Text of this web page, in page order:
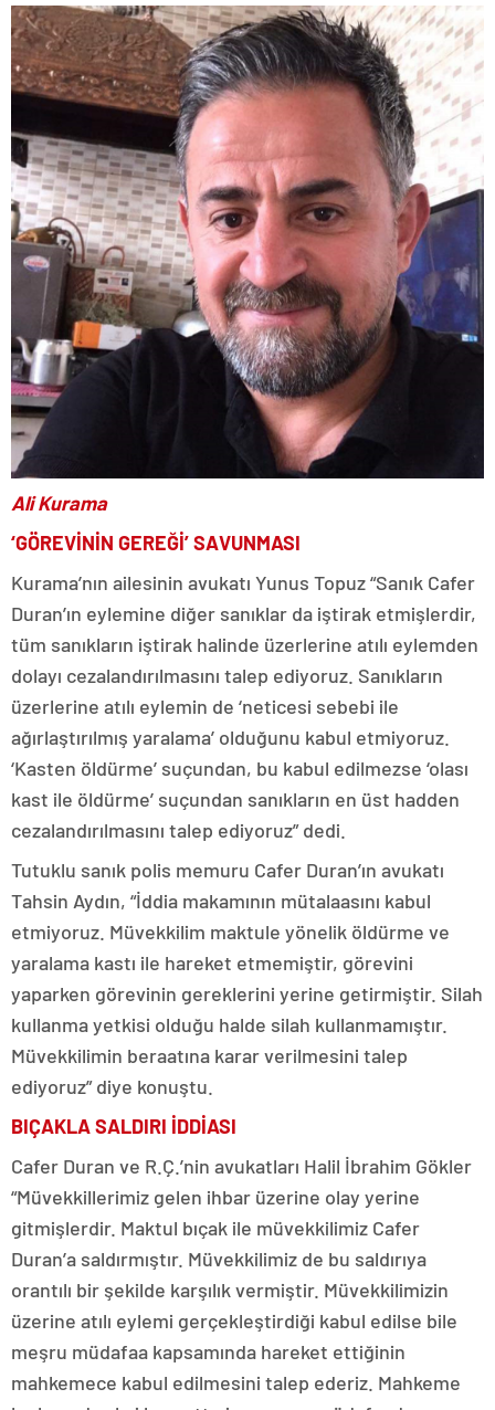
Ali Kurama
‘GÖREVİNİN GEREĞİ’ SAVUNMASI
Kurama’nın ailesinin avukatı Yunus Topuz “Sanık Cafer
Duran’ın eylemine diğer sanıklar da iştirak etmişlerdir,
tüm sanıkların iştirak halinde üzerlerine atılı eylemden
dolayı cezalandırılmasını talep ediyoruz. Sanıkların
üzerlerine atılı eylemin de ‘neticesi sebebi ile
ağırlaştırılmış yaralama’ olduğunu kabul etmiyoruz.
‘Kasten öldürme’ suçundan, bu kabul edilmezse ‘olası
kast ile öldürme’ suçundan sanıkların en üst hadden
cezalandırılmasını talep ediyoruz” dedi.
Tutuklu sanık polis memuru Cafer Duran’ın avukatı
Tahsin Aydın, “İddia makamının mütalaasını kabul
etmiyoruz. Müvekkilim maktule yönelik öldürme ve
yaralama kastı ile hareket etmemiştir, görevini
yaparken görevinin gereklerini yerine getirmiştir. Silah
kullanma yetkisi olduğu halde silah kullanmamıştır.
Müvekkilimin beraatına karar verilmesini talep
ediyoruz” diye konuştu.
BIÇAKLA SALDIRI İDDİASI
Cafer Duran ve R.Ç.’nin avukatları Halil İbrahim Gökler
“Müvekkillerimiz gelen ihbar üzerine olay yerine
gitmişlerdir. Maktul bıçak ile müvekkilimiz Cafer
Duran’a saldırmıştır. Müvekkilimiz de bu saldırıya
orantılı bir şekilde karşılık vermiştir. Müvekkilimizin
üzerine atılı eylemi gerçekleştirdiği kabul edilse bile
meşru müdafaa kapsamında hareket ettiğinin
mahkemece kabul edilmesini talep ederiz. Mahkeme